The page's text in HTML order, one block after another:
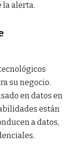
la alerta.
su negocio.
en datos en
están
a datos,